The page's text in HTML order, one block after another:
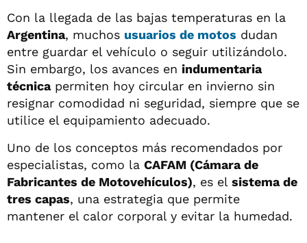
Con la llegada de las bajas temperaturas en la
Argentina, muchos usuarios de motos dudan
entre guardar el vehículo o seguir utilizándolo.
Sin embargo, los avances en indumentaria
técnicapermiten hoy circular en invierno sin
resignar comodidad ni seguridad, siempre que se
utilice el equipamiento adecuado.
Uno de los conceptos más recomendados por
especialistas, como la CAFAM (Cámara de
Fabricantes de Motovehículos), es el sistema de
tres capas, una estrategia que permite
mantener el calor corporal y evitar la humedad.